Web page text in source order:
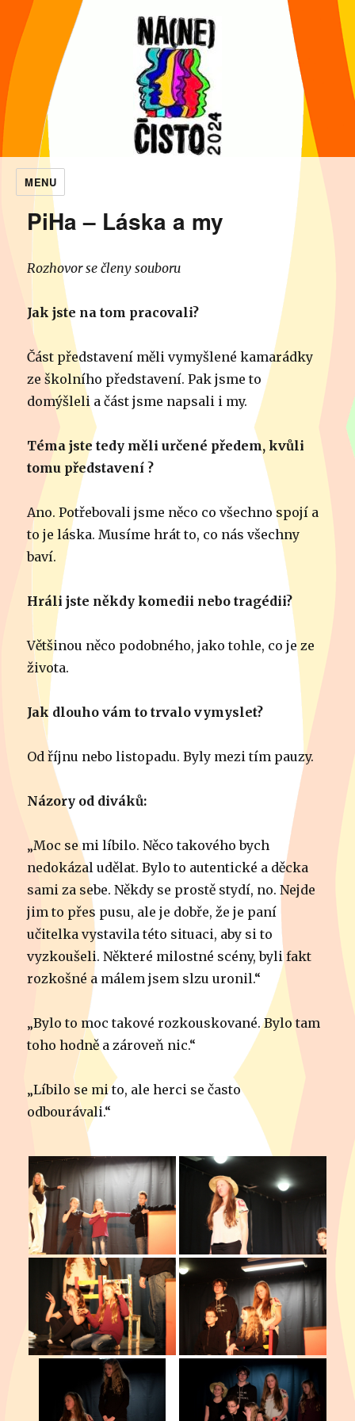
MENU
PiHa – Láska a my
Rozhovor se členy souboru
Jak jste na tom pracovali?
Část představení měli vymyšlené kamarádky
ze školního představení. Pak jsme to
domýšleli a část jsme napsali i my.
Téma jste tedy měli určené předem, kvůli
tomu představení ?
Ano. Potřebovali jsme něco co všechno spojí a
to je láska. Musíme hrát to, co nás všechny
baví.
Hráli jste někdy komedii nebo tragédii?
Většinou něco podobného, jako tohle, co je ze
života.
Jak dlouho vám to trvalo vymyslet?
Od říjnu nebo listopadu. Byly mezi tím pauzy.
Názory od diváků:
„Moc se mi líbilo. Něco takového bych
nedokázal udělat. Bylo to autentické a děcka
sami za sebe. Někdy se prostě stydí, no. Nejde
jim to přes pusu, ale je dobře, že je paní
učitelka vystavila této situaci, aby si to
vyzkoušeli. Některé milostné scény, byli fakt
rozkošné a málem jsem slzu uronil.“
„Bylo to moc takové rozkouskované. Bylo tam
toho hodně a zároveň nic.“
„Líbilo se mi to, ale herci se často
odbourávali.“